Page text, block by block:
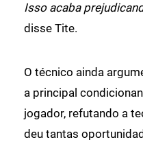
Isso acaba
disse Tite.
O técnico ainda
a principal
jogador, refutando a
deu tantas